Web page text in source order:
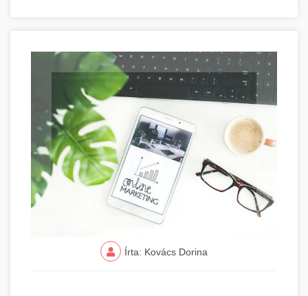
Írta: Kovács Dorina